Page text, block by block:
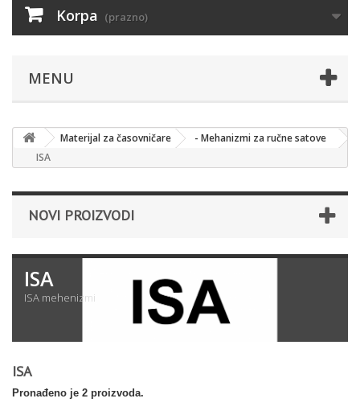
Korpa (prazno)
MENU
Materijal za časovničare
- Mehanizmi za ručne satove
ISA
NOVI PROIZVODI
ISA
ISA mehenizmi
ISA
Pronađeno je 2 proizvoda.